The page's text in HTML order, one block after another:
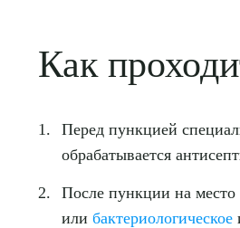
Как
Перед пункцией
обрабатывается
После пункции на место
или бактериологическое